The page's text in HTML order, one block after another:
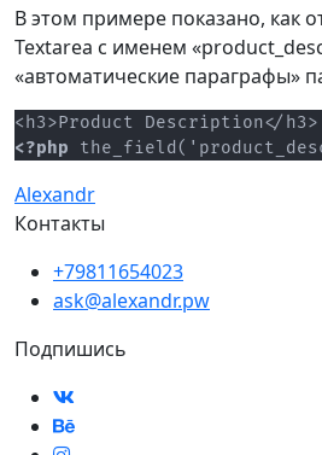
В этом примере показано, как
Textarea с именем
«автоматические параграфы»
<?php
Alexandr
Контакты
+79811654023
ask@alexandr.pw
Подпишись